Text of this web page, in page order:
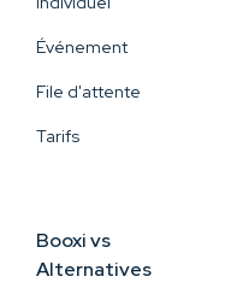
Événement
File d'attente
Tarifs
Booxi vs
Alternatives